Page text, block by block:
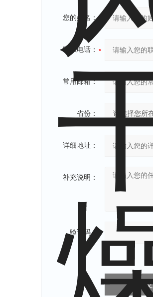
您的姓名：
联系电话：
常用邮箱：
省份：
详细地址：
补充说明：
验证码：